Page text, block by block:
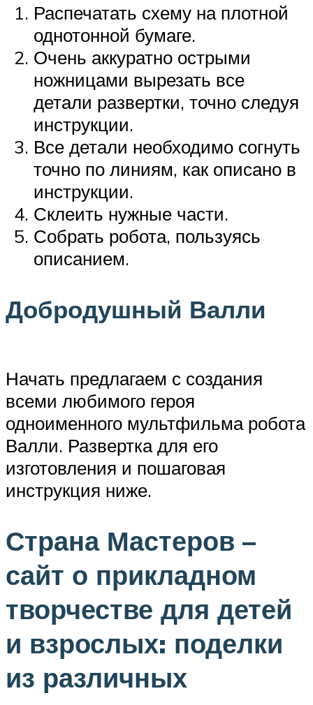
Распечатать схему на плотной
однотонной бумаге.
Очень аккуратно острыми
ножницами вырезать все
детали развертки, точно следуя
инструкции.
Все детали необходимо согнуть
точно по линиям, как описано в
инструкции.
Склеить нужные части.
Собрать робота, пользуясь
описанием.
Добродушный Валли
Начать предлагаем с создания
всеми любимого героя
одноименного мультфильма робота
Валли. Развертка для его
изготовления и пошаговая
инструкция ниже.
Страна Мастеров –
сайт о прикладном
творчестве для детей
и взрослых: поделки
из различных